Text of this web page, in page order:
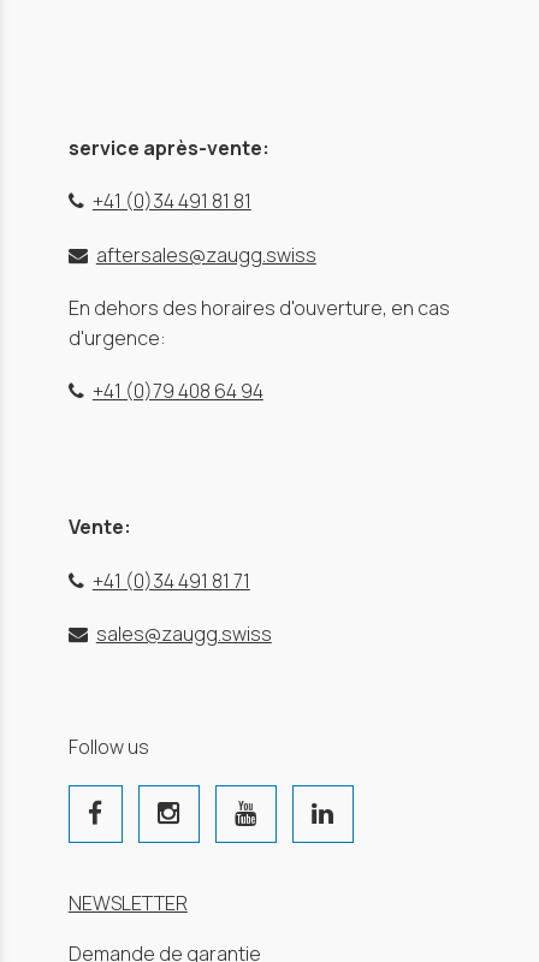
service après-vente:
+41 (0)34 491 81 81
aftersales@zaugg.swiss
En dehors des horaires d'ouverture, en cas
d'urgence:
+41 (0)79 408 64 94
Vente:
+41 (0)34 491 81 71
sales@zaugg.swiss
Follow us
NEWSLETTER
Demande de garantie